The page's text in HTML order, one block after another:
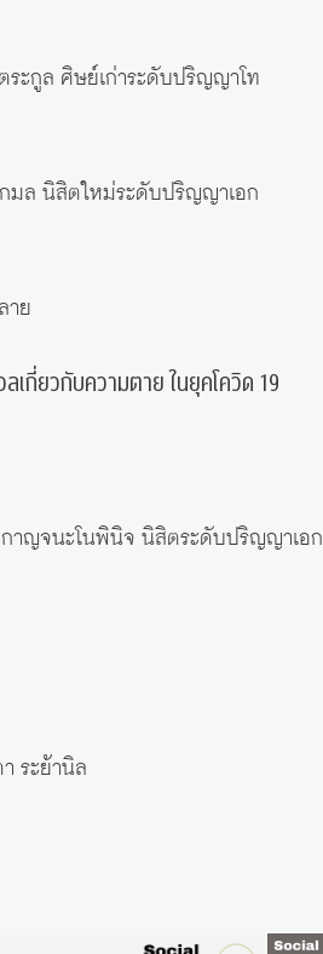
ะกูล ศิษย์เก่าระดับปริญญาโท
ล นิสิตใหม่ระดับปริญญาเอก
าย
กี่ยวกับความตาย ในยุคโควิด 19
ญจนะโนพินิจ นิสิตระดับปริญญาเอก
ระย้านิล